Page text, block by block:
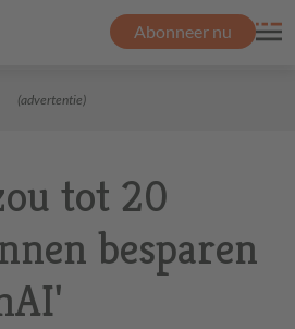
Abonneer nu
(advertentie)
tot 20
besparen